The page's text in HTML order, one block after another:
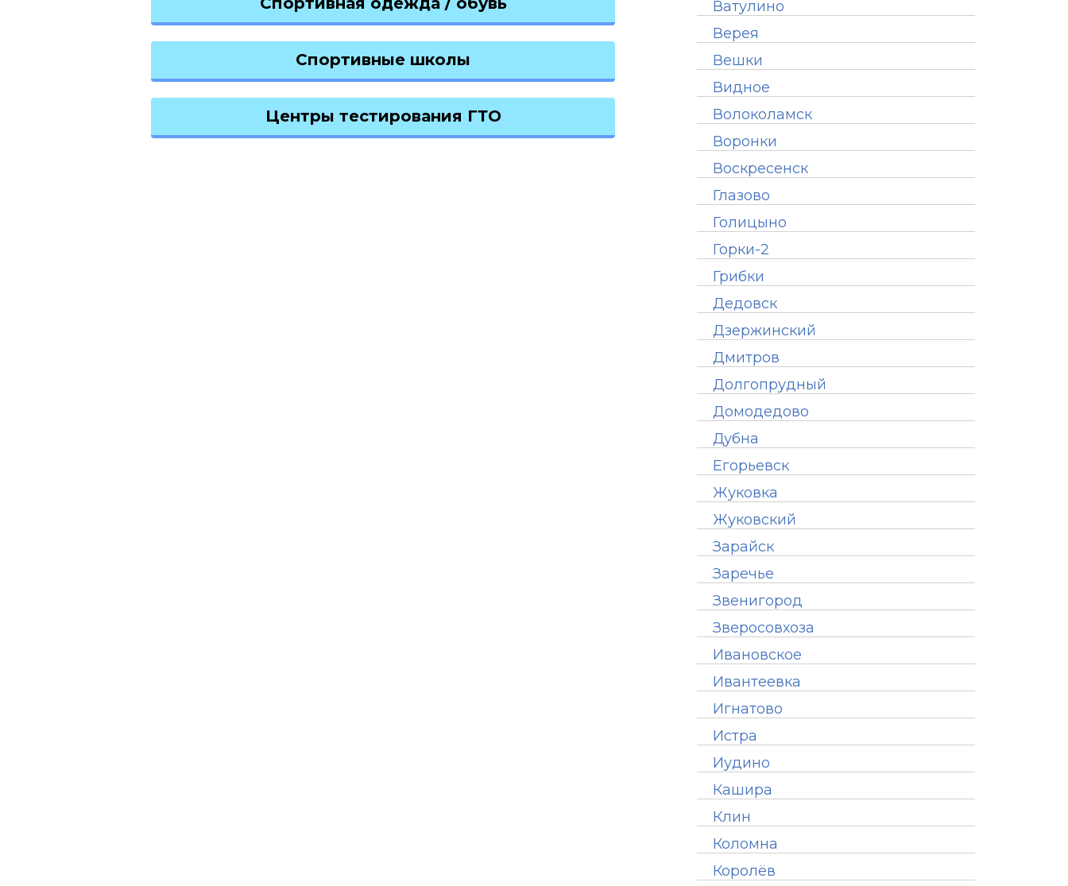
Спортивные школы
Центры тестирования ГТО
Ватулино
Верея
Вешки
Видное
Волоколамск
Воронки
Воскресенск
Глазово
Голицыно
Горки-2
Грибки
Дедовск
Дзержинский
Дмитров
Долгопрудный
Домодедово
Дубна
Егорьевск
Жуковка
Жуковский
Зарайск
Заречье
Звенигород
Зверосовхоза
Ивановское
Ивантеевка
Игнатово
Истра
Иудино
Кашира
Клин
Коломна
Королёв